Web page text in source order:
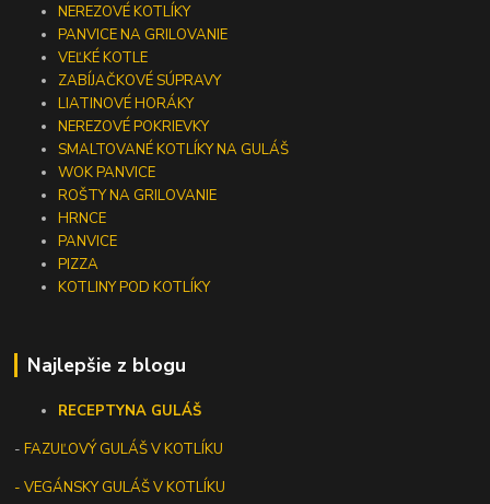
NEREZOVÉ KOTLÍKY
PANVICE NA GRILOVANIE
VEĽKÉ KOTLE
ZABÍJAČKOVÉ SÚPRAVY
LIATINOVÉ HORÁKY
NEREZOVÉ POKRIEVKY
SMALTOVANÉ KOTLÍKY NA GULÁŠ
WOK PANVICE
ROŠTY NA GRILOVANIE
HRNCE
PANVICE
PIZZA
KOTLINY POD KOTLÍKY
Najlepšie z blogu
RECEPTYNA GULÁŠ
-FAZUĽOVÝ GULÁŠ V KOTLÍKU
- VEGÁNSKY GULÁŠ V KOTLÍKU